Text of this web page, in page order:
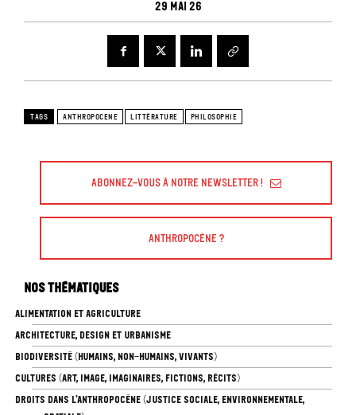
29 mai 26
TAGS ANTHROPOCENE LITTÉRATURE PHILOSOPHIE
Abonnez-vous à Notre Newsletter !
Anthropocène ?
Nos thématiques
ALIMENTATION ET AGRICULTURE
ARCHITECTURE, DESIGN ET URBANISME
BIODIVERSITÉ (HUMAINS, NON-HUMAINS, VIVANTS)
CULTURES (ART, IMAGE, IMAGINAIRES, FICTIONS, RÉCITS)
DROITS DANS L’ANTHROPOCÈNE (JUSTICE SOCIALE, ENVIRONNEMENTALE,